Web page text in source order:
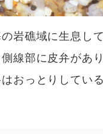
岩礁域に生息し
線部に皮弁があ
おっとりしている